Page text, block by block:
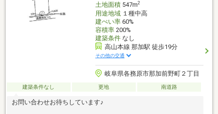
土地面積547m2
用途地域１種中高
建ぺい率60%
容積率200%
建築条件なし
高山本線 那加駅 徒歩19分
その他の交通
岐阜県各務原市那加前野町２丁目
建築条件なし 更地 南道路
お問い合わせお待ちしています♪